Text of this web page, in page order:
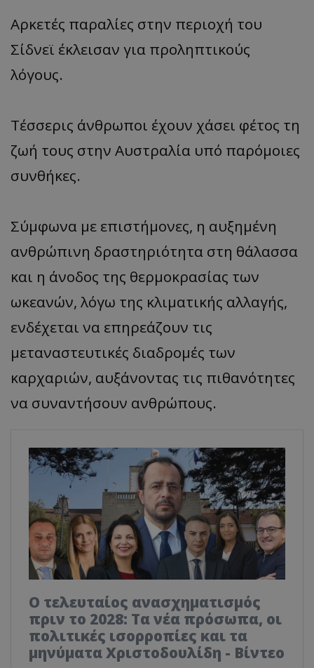
Αρκετές παραλίες στην περιοχή του
Σίδνεϊ έκλεισαν για προληπτικούς
λόγους.
Τέσσερις άνθρωποι έχουν χάσει φέτος τη
ζωή τους στην Αυστραλία υπό παρόμοιες
συνθήκες.
Σύμφωνα με επιστήμονες, η αυξημένη
ανθρώπινη δραστηριότητα στη θάλασσα
και η άνοδος της θερμοκρασίας των
ωκεανών, λόγω της κλιματικής αλλαγής,
ενδέχεται να επηρεάζουν τις
μεταναστευτικές διαδρομές των
καρχαριών, αυξάνοντας τις πιθανότητες
να συναντήσουν ανθρώπους.
Ο τελευταίος ανασχηματισμός
πριν το 2028: Τα νέα πρόσωπα, οι
πολιτικές ισορροπίες και τα
μηνύματα Χριστοδουλίδη - Βίντεο